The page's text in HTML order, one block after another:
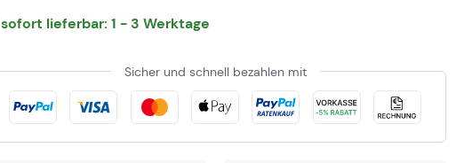
sofort lieferbar: 1 - 3 Werktage
Sicher und schnell bezahlen mit